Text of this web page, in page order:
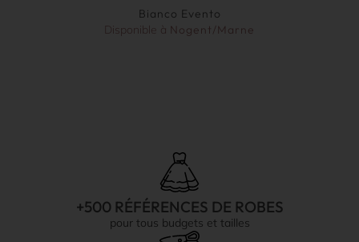
Bianco Evento
Disponible à Nogent/Marne
+500 RÉFÉRENCES DE ROBES
pour tous budgets et tailles